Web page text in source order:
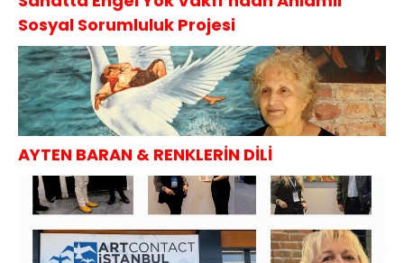
Sosyal Sorumluluk Projesi
AYTEN BARAN & RENKLERİN DİLİ